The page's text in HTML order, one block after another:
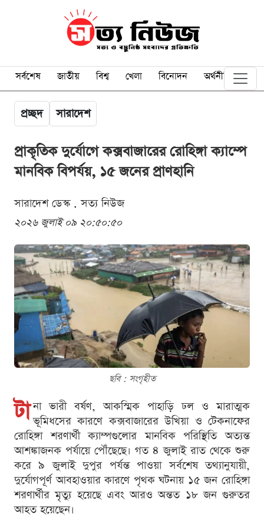
সর্বশেষ জাতীয় বিশ্ব খেলা বিনোদন অর্থনীতি
প্রচ্ছদ সারাদেশ
প্রাকৃতিক দুর্যোগে কক্সবাজারের রোহিঙ্গা ক্যাম্পে
মানবিক বিপর্যয়, ১৫ জনের প্রাণহানি
সারাদেশ ডেস্ক . সত্য নিউজ
২০২৬ জুলাই ০৯ ২০:৫০:৫০
ছবি : সংগৃহীত
টা না ভারী বর্ষণ, আকস্মিক পাহাড়ি ঢল ও মারাত্মক
ভূমিধসের কারণে কক্সবাজারের উখিয়া ও টেকনাফের
রোহিঙ্গা শরণার্থী ক্যাম্পগুলোর মানবিক পরিস্থিতি অত্যন্ত
আশঙ্কাজনক পর্যায়ে পৌঁছেছে। গত ৪ জুলাই রাত থেকে শুরু
করে ৯ জুলাই দুপুর পর্যন্ত পাওয়া সর্বশেষ তথ্যানুযায়ী,
দুর্যোগপূর্ণ আবহাওয়ার কারণে পৃথক ঘটনায় ১৫ জন রোহিঙ্গা
শরণার্থীর মৃত্যু হয়েছে এবং আরও অন্তত ১৮ জন গুরুতর
আহত হয়েছেন।